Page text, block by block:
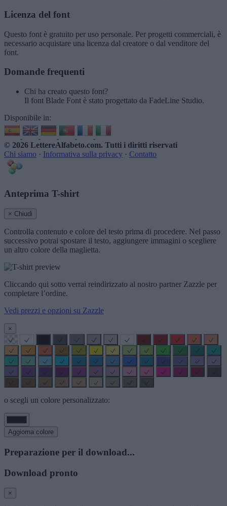
Licenza del font
Questo font è gratuito per uso personale. Per progetti commerciali, è
necessario acquistare una licenza dal creatore o dal venditore del
font.
Domande frequenti
Chi ha creato questo font?
Il font Blade Font è stato progettato da FadeLine Studio.
Disponibile in:
© 2026 LettereAlfabeto.com. Tutti i diritti riservati
Chi siamo · Informativa sulla privacy · Contatto
Anteprima T-shirt
× Chiudi
Controlla contenuto e colore del testo prima di procedere. Nel passo
successivo potrai spostare il testo, aggiungere immagini o scegliere
un altro colore della maglietta.
Cliccando qui sotto verrai reindirizzato al nostro partner Zazzle per
completare l’ordine.
Vedi prezzi e opzioni su Zazzle
×
o scegli un colore personalizzato:
Aggiorna colore
Preparazione per il download...
Download pronto
×